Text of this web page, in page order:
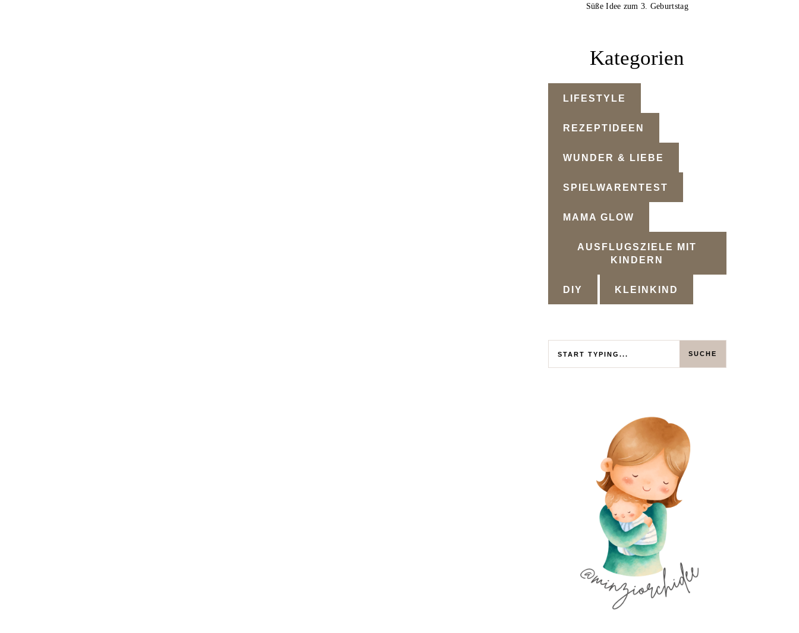
Süße Idee zum 3. Geburtstag
Kategorien
LIFESTYLE
REZEPTIDEEN
WUNDER & LIEBE
SPIELWARENTEST
MAMA GLOW
AUSFLUGSZIELE MIT
KINDERN
DIY KLEINKIND
SUCHE